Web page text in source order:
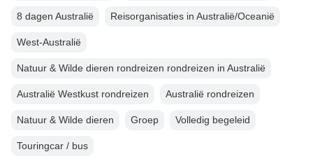
8 dagen Australië Reisorganisaties in Australië/Oceanië
West-Australië
Natuur & Wilde dieren rondreizen rondreizen in Australië
Australië Westkust rondreizen Australië rondreizen
Natuur & Wilde dieren Groep Volledig begeleid
Touringcar / bus